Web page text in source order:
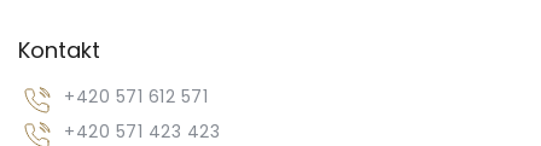
Kontakt
+420 571 612 571
+420 571 423 423